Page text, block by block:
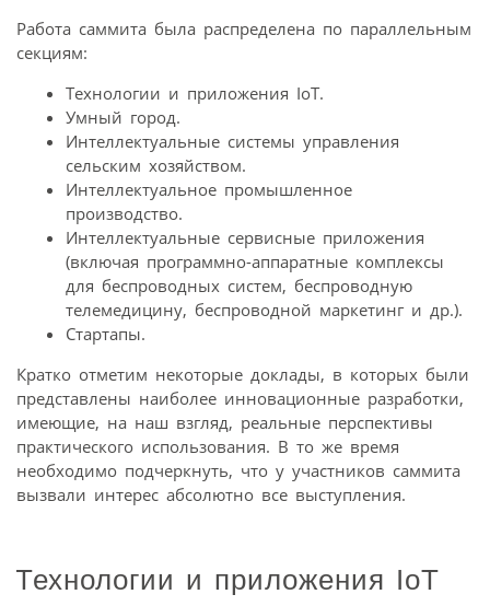
Работа саммита была распределена по параллельным
секциям:
Технологии и приложения IoT.
Умный город.
Интеллектуальные системы управления
сельским хозяйством.
Интеллектуальное промышленное
производство.
Интеллектуальные сервисные приложения
(включая программно-аппаратные комплексы
для беспроводных систем, беспроводную
телемедицину, беспроводной маркетинг и др.).
Стартапы.
Кратко отметим некоторые доклады, в которых были
представлены наиболее инновационные разработки,
имеющие, на наш взгляд, реальные перспективы
практического использования. В то же время
необходимо подчеркнуть, что у участников саммита
вызвали интерес абсолютно все выступления.
Технологии и приложения IoT